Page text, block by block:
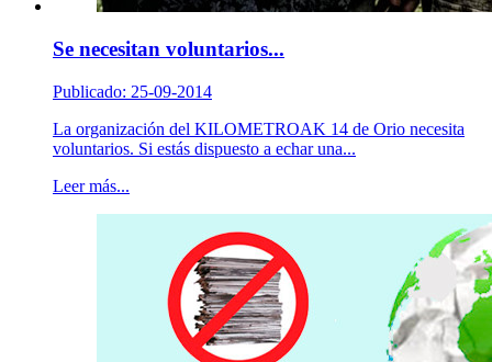
Se necesitan voluntarios...
Publicado: 25-09-2014
La organización del KILOMETROAK 14 de Orio necesita
voluntarios. Si estás dispuesto a echar una...
Leer más...